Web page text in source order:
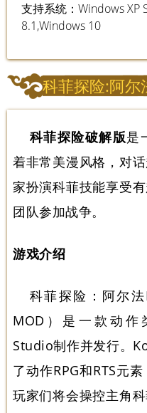
支持系统：Windows XP
8.1,Windows 10
科菲探险:阿尔
科菲探险破解版是
着非常美漫风格，对
家扮演科菲技能享受
团队参加战争。
游戏介绍
科菲探险：阿尔
MOD）是一款动
Studio制作并发行。
了动作RPG和RTS元
玩家们将会操控主角